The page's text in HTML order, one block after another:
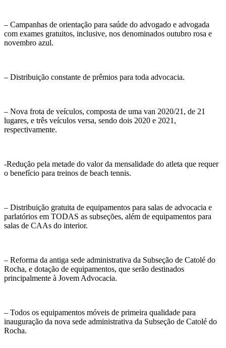
– Campanhas de orientação para saúde do advogado e advogada
com exames gratuitos, inclusive, nos denominados outubro rosa e
novembro azul.
– Distribuição constante de prêmios para toda advocacia.
– Nova frota de veículos, composta de uma van 2020/21, de 21
lugares, e três veículos versa, sendo dois 2020 e 2021,
respectivamente.
-Redução pela metade do valor da mensalidade do atleta que requer
o benefício para treinos de beach tennis.
– Distribuição gratuita de equipamentos para salas de advocacia e
parlatórios em TODAS as subseções, além de equipamentos para
salas de CAAs do interior.
– Reforma da antiga sede administrativa da Subseção de Catolé do
Rocha, e dotação de equipamentos, que serão destinados
principalmente à Jovem Advocacia.
– Todos os equipamentos móveis de primeira qualidade para
inauguração da nova sede administrativa da Subseção de Catolé do
Rocha.